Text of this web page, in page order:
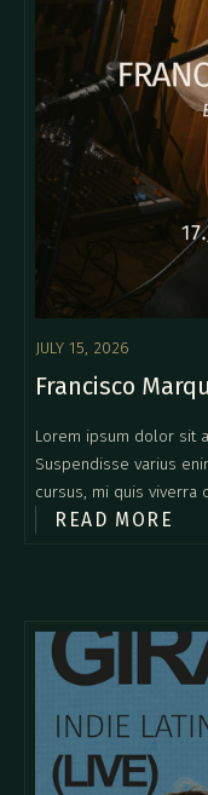
JULY 15, 2026
Francisco
Lorem ipsum dolor sit
Suspendisse varius
cursus, mi quis viverra
commodo diam libero
READ MORE